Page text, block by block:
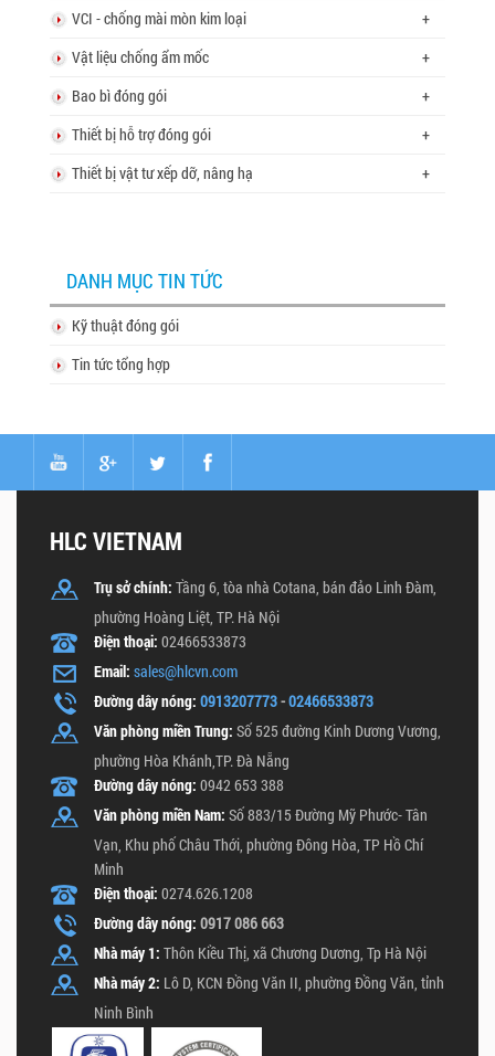
VCI - chống mài mòn kim loại
+
Vật liệu chống ẩm mốc
+
Bao bì đóng gói
+
Thiết bị hỗ trợ đóng gói
+
Thiết bị vật tư xếp dỡ, nâng hạ
+
DANH MỤC TIN TỨC
Kỹ thuật đóng gói
Tin tức tổng hợp
HLC VIETNAM
Trụ sở chính: Tầng 6, tòa nhà Cotana, bán đảo Linh Đàm,
phường Hoàng Liệt, TP. Hà Nội
Điện thoại: 02466533873
Email: sales@hlcvn.com
Đường dây nóng: 0913207773-02466533873
Văn phòng miền Trung: Số 525 đường Kinh Dương Vương,
phường Hòa Khánh,TP. Đà Nẵng
Đường dây nóng: 0942 653 388
Văn phòng miền Nam: Số 883/15 Đường Mỹ Phước- Tân
Vạn, Khu phố Châu Thới, phường Đông Hòa, TP Hồ Chí
Minh
Điện thoại: 0274.626.1208
Đường dây nóng: 0917 086 663
Nhà máy 1: Thôn Kiều Thị, xã Chương Dương, Tp Hà Nội
Nhà máy 2: Lô D, KCN Đồng Văn II, phường Đồng Văn, tỉnh
Ninh Bình